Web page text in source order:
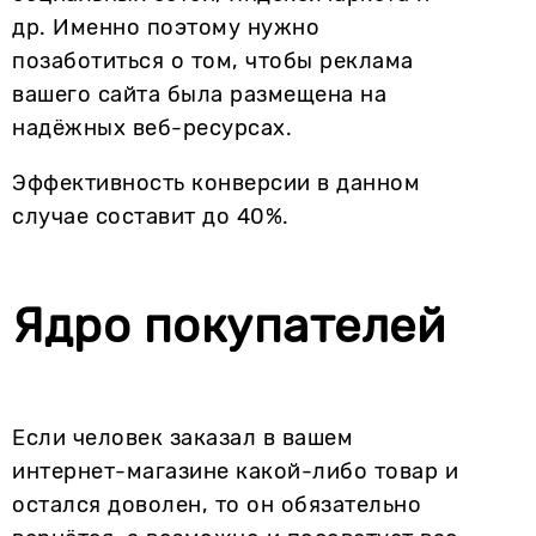
др. Именно поэтому нужно
позаботиться о том, чтобы реклама
вашего сайта была размещена на
надёжных веб-ресурсах.
Эффективность конверсии в данном
случае составит до 40%.
Ядро покупателей
Если человек заказал в вашем
интернет-магазине какой-либо товар и
остался доволен, то он обязательно